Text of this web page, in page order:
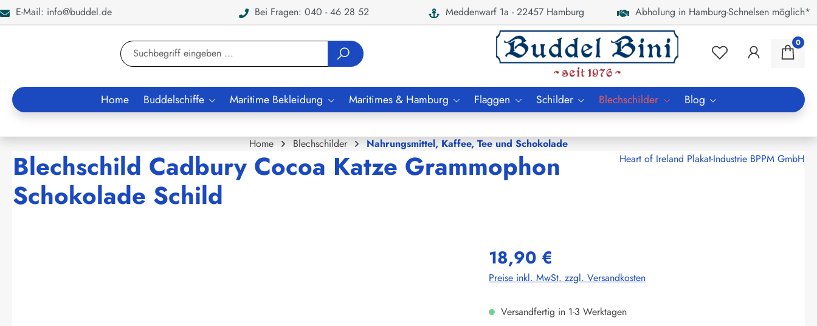
Zur Suche springen
E-Mail: info@buddel.de Bei Fragen: 040 - 46 28 52 Meddenwarf 1a - 22457 Hamburg Abholung in Hamburg-Schnelsen möglich*
0
Home Buddelschiffe Maritime Bekleidung Maritimes & Hamburg Flaggen Schilder Blechschilder Blog
Home Blechschilder Nahrungsmittel, Kaffee, Tee und Schokolade
Blechschild Cadbury Cocoa Katze Grammophon
Schokolade Schild
Heart of Ireland Plakat-Industrie BPPM GmbH
18,90 €
Preise inkl. MwSt. zzgl. Versandkosten
Versandfertig in 1-3 Werktagen